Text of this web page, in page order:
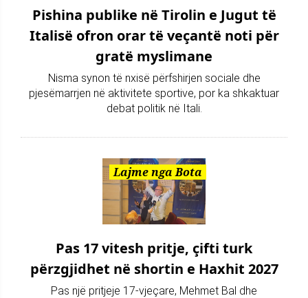
Pishina publike në Tirolin e Jugut të
Italisë ofron orar të veçantë noti për
gratë myslimane
Nisma synon të nxisë përfshirjen sociale dhe
pjesëmarrjen në aktivitete sportive, por ka shkaktuar
debat politik në Itali.
Lajme nga Bota
Pas 17 vitesh pritje, çifti turk
përzgjidhet në shortin e Haxhit 2027
Pas një pritjeje 17-vjeçare, Mehmet Bal dhe